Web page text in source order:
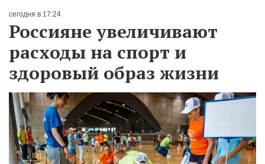
сегодня в 17:24
Россияне увеличивают
расходы на спорт и
здоровый образ жизни